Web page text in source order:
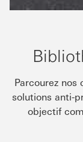
Parcourez
solutions anti-
objectif